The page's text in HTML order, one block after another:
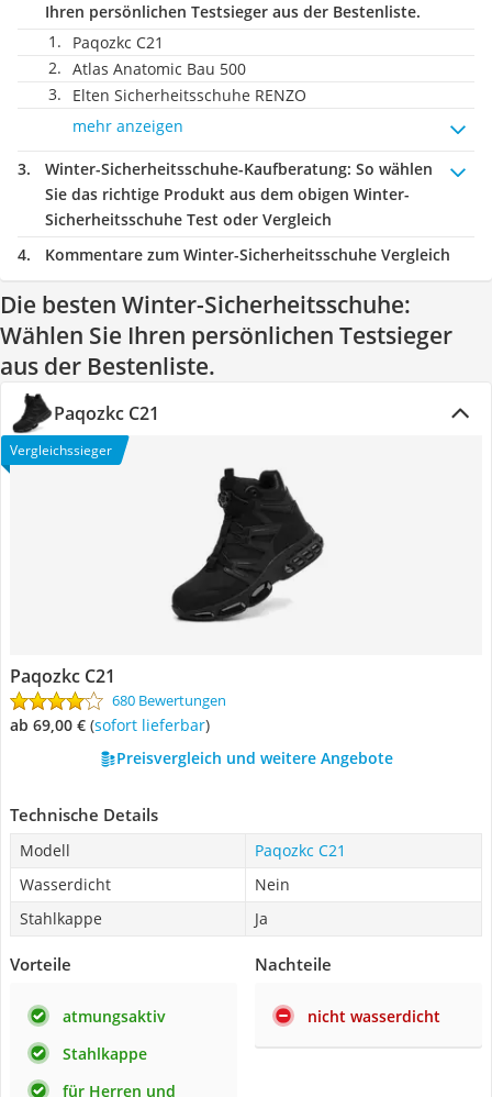
Ihren persönlichen Testsieger aus der Bestenliste.
Paqozkc C21
Atlas Anatomic Bau 500
Elten Sicherheitsschuhe RENZO
mehr anzeigen
Winter-Sicherheitsschuhe-Kaufberatung: So wählen
Sie das richtige Produkt aus dem obigen Winter-
Sicherheitsschuhe Test oder Vergleich
Kommentare zum Winter-Sicherheitsschuhe Vergleich
Die besten Winter-Sicherheitsschuhe:
Wählen Sie Ihren persönlichen Testsieger
aus der Bestenliste.
Paqozkc C21
Vergleichssieger
Paqozkc C21
680 Bewertungen
ab 69,00 € ( Sofort lieferbar)
Preisvergleich und weitere Angebote
Technische Details
Modell
Paqozkc C21
Wasserdicht
Nein
Stahlkappe
Ja
Vorteile
atmungsaktiv
Stahlkappe
für Herren und
Nachteile
nicht wasserdicht